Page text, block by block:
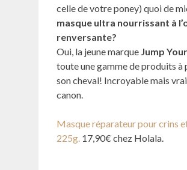
celle de votre poney) quoi de
masque ultra nourrissant à
renversante?
Oui, la jeune marque Jump
toute une gamme de produits à
son cheval! Incroyable mais
canon.
Masque réparateur pour crins
225g. 17,90€ chez Holala.